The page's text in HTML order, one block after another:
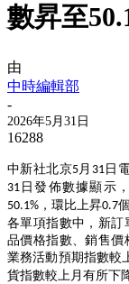
數昇至
由
中時編輯部
-
2026年5月31日
16288
中新社北京5 月 31 日
31 日發佈數據顯示，
50.1% ，環比上昇0.7
各單項指數中，新訂
品價格指數、銷售價
業務活動預期指數較
貨指數較上月有所下